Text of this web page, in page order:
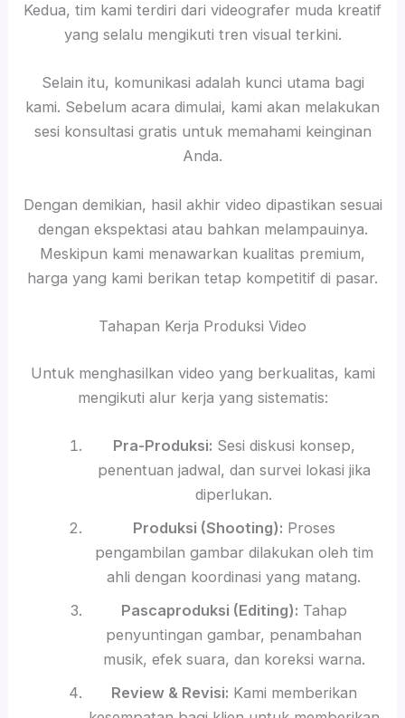
Kedua, tim kami terdiri dari videografer muda kreatif
yang selalu mengikuti tren visual terkini.
Selain itu, komunikasi adalah kunci utama bagi
kami. Sebelum acara dimulai, kami akan melakukan
sesi konsultasi gratis untuk memahami keinginan
Anda.
Dengan demikian, hasil akhir video dipastikan sesuai
dengan ekspektasi atau bahkan melampauinya.
Meskipun kami menawarkan kualitas premium,
harga yang kami berikan tetap kompetitif di pasar.
Tahapan Kerja Produksi Video
Untuk menghasilkan video yang berkualitas, kami
mengikuti alur kerja yang sistematis:
Pra-Produksi: Sesi diskusi konsep,
penentuan jadwal, dan survei lokasi jika
diperlukan.
Produksi (Shooting): Proses
pengambilan gambar dilakukan oleh tim
ahli dengan koordinasi yang matang.
Pascaproduksi (Editing): Tahap
penyuntingan gambar, penambahan
musik, efek suara, dan koreksi warna.
Review & Revisi: Kami memberikan